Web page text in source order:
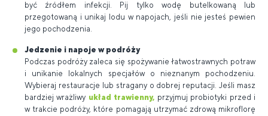
być źródłem infekcji. Pij tylko wodę butelkowaną lub
przegotowaną i unikaj lodu w napojach, jeśli nie jesteś pewien
jego pochodzenia.
Jedzenie i napoje w podróży
Podczas podróży zaleca się spożywanie łatwostrawnych potraw
i unikanie lokalnych specjałów o nieznanym pochodzeniu.
Wybieraj restauracje lub stragany o dobrej reputacji. Jeśli masz
bardziej wrażliwy układ trawienny, przyjmuj probiotyki przed i
w trakcie podróży, które pomagają utrzymać zdrową mikroflorę